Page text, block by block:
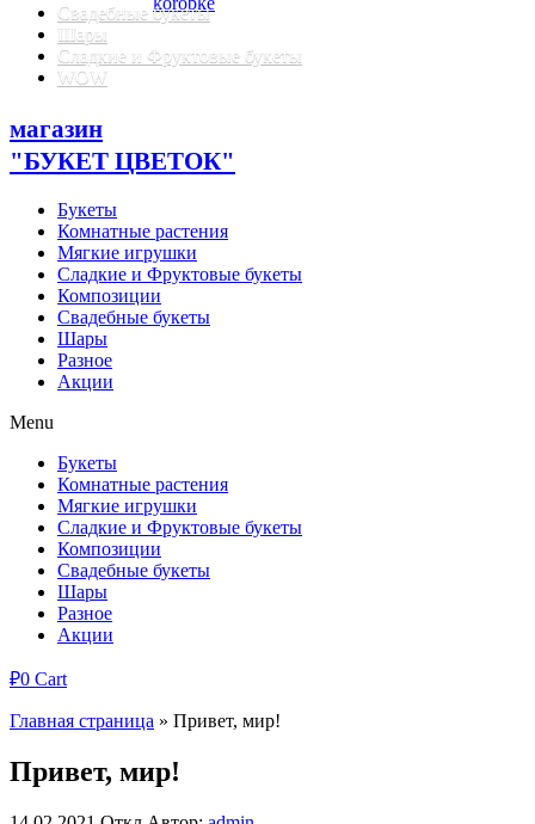
Свадебные букеты
Шары
Сладкие и Фруктовые букеты
WOW
магазин
"БУКЕТ ЦВЕТОК"
Букеты
Комнатные растения
Мягкие игрушки
Сладкие и Фруктовые букеты
Композиции
Свадебные букеты
Шары
Разное
Акции
Menu
Букеты
Комнатные растения
Мягкие игрушки
Сладкие и Фруктовые букеты
Композиции
Свадебные букеты
Шары
Разное
Акции
₽0 Cart
Главная страница » Привет, мир!
Привет, мир!